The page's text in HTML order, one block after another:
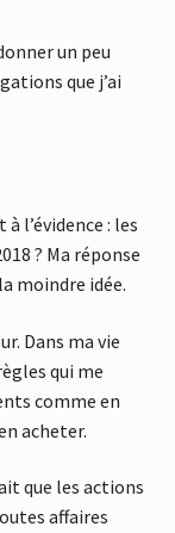
un peu
que j’ai
l’évidence : les
? Ma réponse
moindre idée.
Dans ma vie
qui me
comme en
acheter.
que les actions
affaires